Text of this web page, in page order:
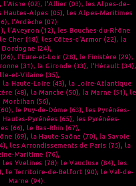
, l'Aisne (02), l'Allier (03), les Alpes-de-
Hautes-Alpes (05), les Alpes-Maritimes
, l'Ardèche (07),
, l'Aveyron (12), les Bouches-du-Rhône
Cher (18), les Côtes-d'Armor (22), la
Dordogne (24),
, l'Eure-et-Loir (28), le Finistère (29),
(31), la Gironde (33), l'Hérault (34),
et-Vilaine (35),
la Haute-Loire (43), la Loire-Atlantique
(48), la Manche (50), la Marne (51), le
Morbihan (56),
, le Puy-de-Dôme (63), les Pyrénées-
Hautes-Pyrénées (65), les Pyrénées-
(66), le Bas-Rhin (67),
(69), la Haute-Saône (70), la Savoie
, les Arrondissements de Paris (75), la
Maritime (76),
les Yvelines (78), le Vaucluse (84), les
, le Territoire-de-Belfort (90), le Val-de-
Marne (94).